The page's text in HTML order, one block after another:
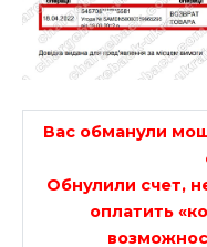
Вас обманули
Обнулили счет,
оплатить